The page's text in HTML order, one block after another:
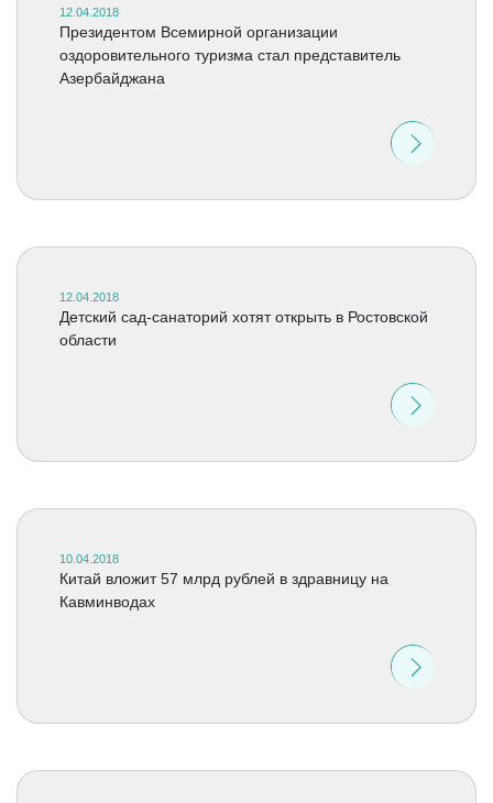
12.04.2018
Президентом Всемирной организации
оздоровительного туризма стал представитель
Азербайджана
12.04.2018
Детский сад-санаторий хотят открыть в Ростовской
области
10.04.2018
Китай вложит 57 млрд рублей в здравницу на
Кавминводах